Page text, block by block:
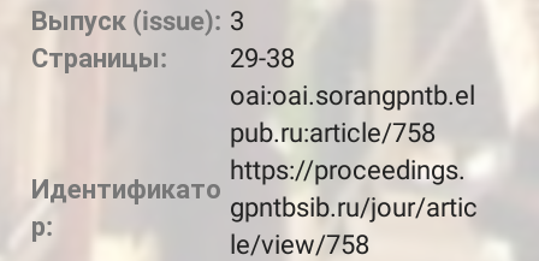
Выпуск (issue): 3
Страницы:
29-38
Идентификато
р:
oai:oai.sorangpntb.el
pub.ru:article/758
https://proceedings.
gpntbsib.ru/jour/artic
le/view/758